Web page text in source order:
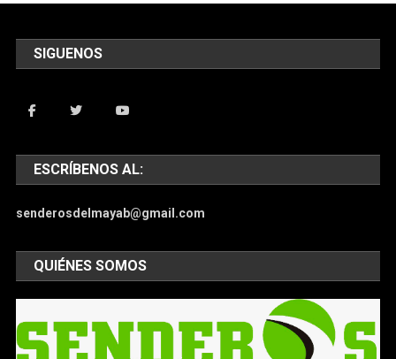
SIGUENOS
ESCRÍBENOS AL:
senderosdelmayab@gmail.com
QUIÉNES SOMOS